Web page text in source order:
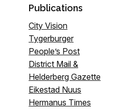
Publications
City Vision
Tygerburger
People’s Post
District Mail &
Helderberg Gazette
Eikestad Nuus
Hermanus Times